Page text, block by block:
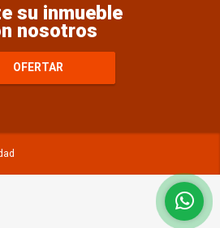
su inmueble
nosotros
OFERTAR